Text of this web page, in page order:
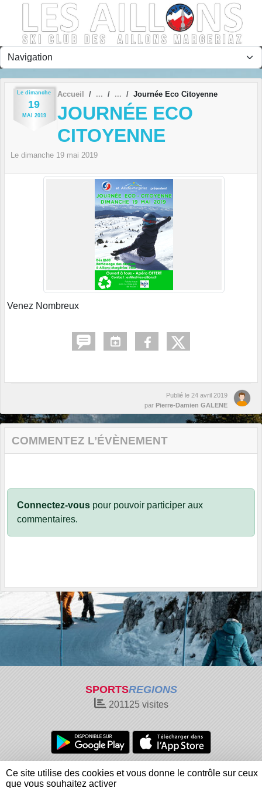
Le dimanche
19
MAI 2019
Accueil Journée Eco Citoyenne
JOURNÉE ECO
CITOYENNE
Le dimanche 19 mai 2019
Venez Nombreux
Publié le 24 avril 2019
par Pierre-Damien GALENE
COMMENTEZ L’ÉVÈNEMENT
Connectez-vous pour pouvoir participer aux
commentaires.
SPORTSREGIONS
201125 visites
Charte cookies
Gestion des cookies
Informations légales
Signaler un contenu inapproprié
Panneau de gestion des cookies
Ce site utilise des cookies et vous donne le contrôle sur ceux
que vous souhaitez activer